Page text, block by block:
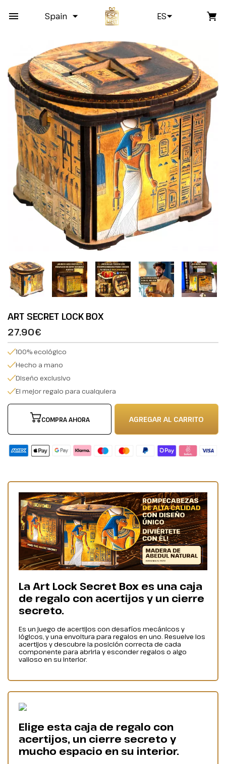
Spain ES
ART SECRET LOCK BOX
27.90€
100% ecológico
Hecho a mano
Diseño exclusivo
El mejor regalo para cualquiera
COMPRA AHORA AGREGAR AL CARRITO
La Art Lock Secret Box es una caja
de regalo con acertijos y un cierre
secreto.
Es un juego de acertijos con desafíos mecánicos y
lógicos, y una envoltura para regalos en uno. Resuelve los
acertijos y descubre la posición correcta de cada
componente para abrirla y esconder regalos o algo
valioso en su interior.
Elige esta caja de regalo con
acertijos, un cierre secreto y
mucho espacio en su interior.